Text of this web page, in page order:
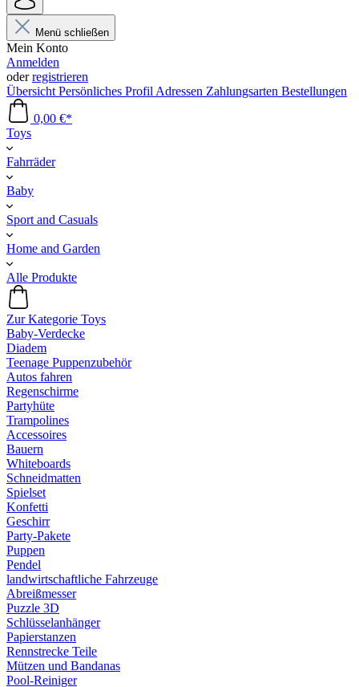
Menü schließen
Mein Konto
Anmelden
oderregistrieren
Übersicht Persönliches Profil Adressen Zahlungsarten Bestellungen
0,00 €*
Toys
Fahrräder
Baby
Sport and Casuals
Home and Garden
Alle Produkte
Zur Kategorie Toys
Baby-Verdecke
Diadem
Teenage Puppenzubehör
Autos fahren
Regenschirme
Partyhüte
Trampolines
Accessoires
Bauern
Whiteboards
Schneidmatten
Spielset
Konfetti
Geschirr
Party-Pakete
Puppen
Pendel
landwirtschaftliche Fahrzeuge
Abreißmesser
Puzzle 3D
Schlüsselanhänger
Papierstanzen
Rennstrecke Teile
Mützen und Bandanas
Pool-Reiniger